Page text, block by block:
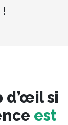
!
d’œil si
est